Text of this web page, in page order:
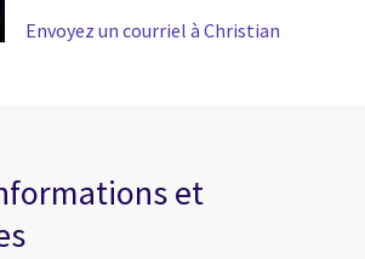
Envoyez un courriel à Christian
et